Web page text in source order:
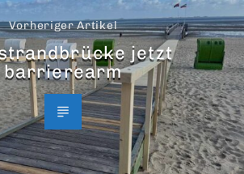
Vorheriger Artikel
jetzt
barrierearm